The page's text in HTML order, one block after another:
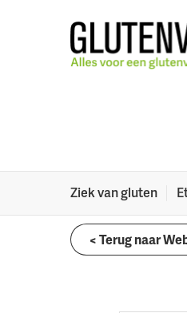
Ziek van gluten
Webwinkel
< Terug naar